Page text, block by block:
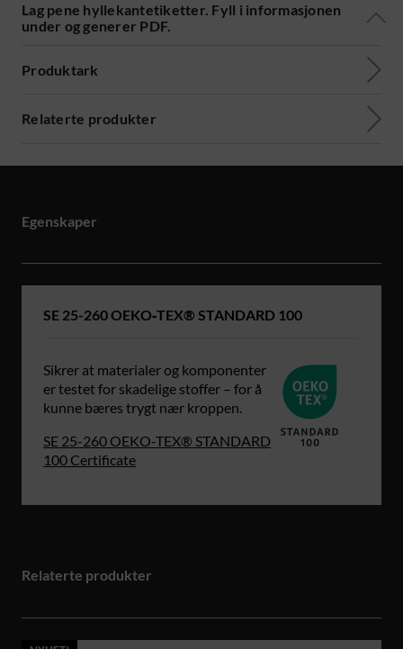
Lag pene hyllekantetiketter. Fyll i informasjonen
under og generer PDF.
Produktark
Relaterte produkter
Egenskaper
SE 25-260 OEKO‑TEX® STANDARD 100
Sikrer at materialer og komponenter
er testet for skadelige stoffer – for å
kunne bæres trygt nær kroppen.
SE 25-260 OEKO‑TEX® STANDARD
100 Certificate
Relaterte produkter